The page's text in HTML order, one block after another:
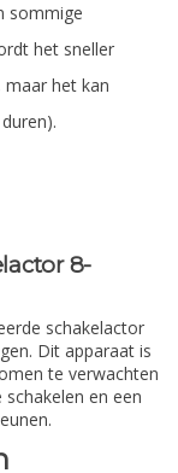
sommige
het sneller
maar het kan
8-
schakelactor
Dit apparaat is
te verwachten
en een